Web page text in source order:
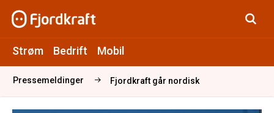
Strøm Bedrift Mobil
Pressemeldinger Fjordkraft går nordisk